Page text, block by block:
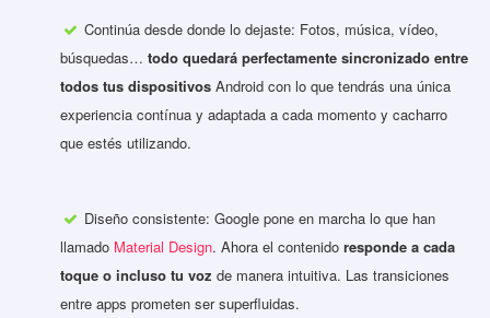
Continúa desde donde lo dejaste: Fotos, música, vídeo,
búsquedas… todo quedará perfectamente sincronizado entre
todos tus dispositivos Android con lo que tendrás una única
experiencia contínua y adaptada a cada momento y cacharro
que estés utilizando.
Diseño consistente: Google pone en marcha lo que han
llamado Material Design. Ahora el contenido responde a cada
toque o incluso tu voz de manera intuitiva. Las transiciones
entre apps prometen ser superfluidas.